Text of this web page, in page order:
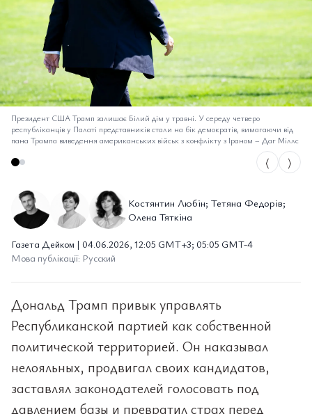
Президент США Трамп залишає Білий дім у травні. У середу четверо
республіканців у Палаті представників стали на бік демократів, вимагаючи від
пана Трампа виведення американських військ з конфлікту з Іраном – Даг Міллс
⟨ ⟩
Костянтин Любін; Тетяна Федорів;
Олена Тяткіна
Газета Дейком | 04.06.2026, 12:05 GMT+3; 05:05 GMT-4
Мова публікації: Русский
Дональд Трамп привык управлять
Республиканской партией как собственной
политической территорией. Он наказывал
нелояльных, продвигал своих кандидатов,
заставлял законодателей голосовать под
давлением базы и превратил страх перед